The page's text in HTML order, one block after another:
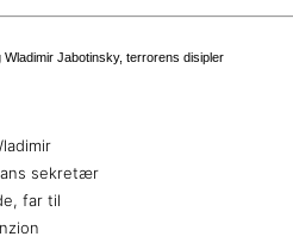
Jabotinsky, terrorens disipler
sekretær
far til